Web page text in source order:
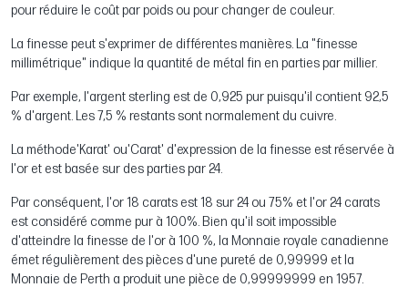
pour réduire le coût par poids ou pour changer de couleur.
La finesse peut s'exprimer de différentes manières. La "finesse
millimétrique" indique la quantité de métal fin en parties par millier.
Par exemple, l'argent sterling est de 0,925 pur puisqu'il contient 92,5
% d'argent. Les 7,5 % restants sont normalement du cuivre.
La méthode'Karat' ou'Carat' d'expression de la finesse est réservée à
l'or et est basée sur des parties par 24.
Par conséquent, l'or 18 carats est 18 sur 24 ou 75% et l'or 24 carats
est considéré comme pur à 100%. Bien qu'il soit impossible
d'atteindre la finesse de l'or à 100 %, la Monnaie royale canadienne
émet régulièrement des pièces d'une pureté de 0,99999 et la
Monnaie de Perth a produit une pièce de 0,99999999 en 1957.